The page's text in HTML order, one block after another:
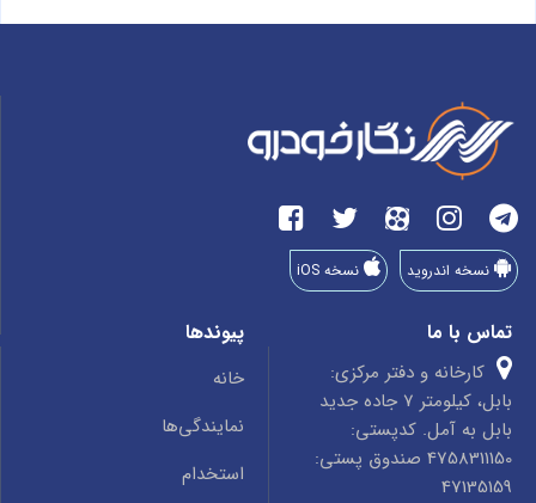
نسخه اندروید نسخه iOS
تماس با ما
کارخانه و دفتر مرکزی:
بابل، کیلومتر 7 جاده جدید
بابل به آمل. کدپستی:
4758311150 صندوق پستی:
47135159
پیوندها
خانه
نمایندگی‌ها
استخدام